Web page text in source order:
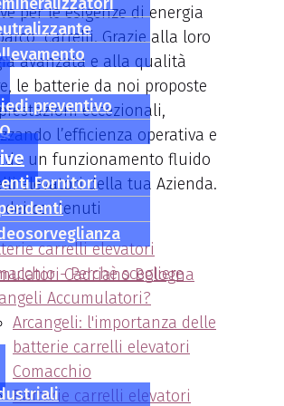
preventivo
Fornitori
per le esigenze di energia
carrelli. Grazie alla loro
avanzata e alla qualità
le batterie da noi proposte
eccezionali,
l’efficienza operativa e
un funzionamento fluido
elevatori della tua Azienda.
dei contenuti
carrelli elevatori
- Perchè scegliere
Accumulatori?
Arcangeli: l'importanza delle
batterie carrelli elevatori
Comacchio
Batterie carrelli elevatori